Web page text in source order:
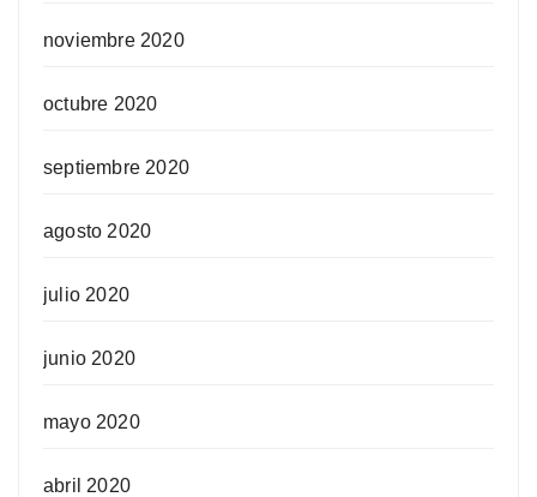
noviembre 2020
octubre 2020
septiembre 2020
agosto 2020
julio 2020
junio 2020
mayo 2020
abril 2020